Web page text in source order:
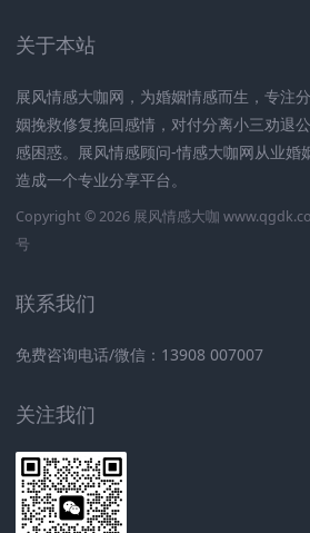
关于本站
展风情感大咖网，为婚姻情感而生，专注
姻挽救修复挽回感情，对付分离小三劝退
感困惑。展风情感顾问-情感大咖网从业婚
造成一个专业分享平台。
Copyright © 2026 展风情感大咖
号
联系我们
免费咨询电话/微信：13908 007007
关注我们